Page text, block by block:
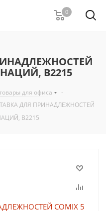
0
B2215
для офиса
-
ДЛЯ ПРИНАДЛЕЖНОСТЕЙ
B2215